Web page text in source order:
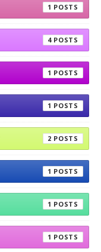
1
4
1
1
2
1
1
1